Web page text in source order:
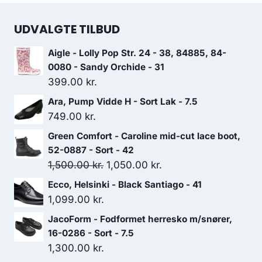
UDVALGTE TILBUD
Aigle - Lolly Pop Str. 24 - 38, 84885, 84-
0080 - Sandy Orchide - 31
399.00 kr.
Ara, Pump Vidde H - Sort Lak - 7.5
749.00 kr.
Green Comfort - Caroline mid-cut lace boot,
52-0887 - Sort - 42
1,500.00kr. Den
oprindelige
1,500.00 kr..
1,050.00 kr.
aktuelle
Ecco, Helsinki - Black Santiago - 41
1,099.00 kr.
JacoForm - Fodformet herresko m/snører,
16-0286 - Sort - 7.5
1,300.00 kr.